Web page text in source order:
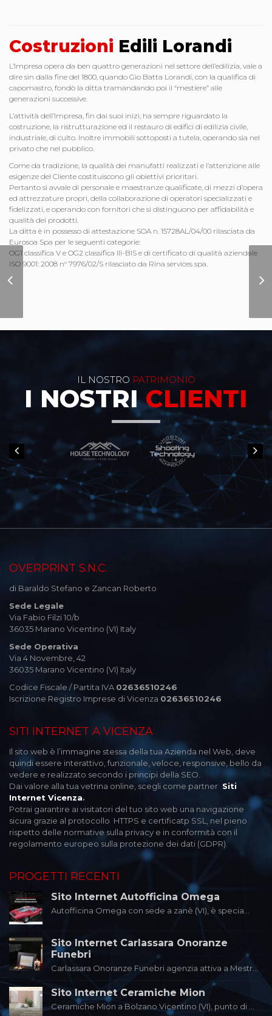
Costruzioni Edili Lorandi
L’Impresa opera da ben quattro generazioni nel settore dell’edilizia, vale a
dire sin dalla fine del 1800, quando Gio Batta Lorandi, con la qualifica di
capomastro, fondò la ditta tramandando poi il “mestiere” alle
generazioni successive.
L’attività dell’Impresa, fin dai suoi inizi, ha sempre riguardato la
costruzione, la ristrutturazione ed il restauro di edifici di edilizia civile,
industriale, di culto. Inoltre immobili sottoposti a tutela, operando sia nel
privato che nel pubblico.
Come da tradizione, la qualità dei manufatti realizzati e l’attenzione alle
esigenze del Cliente costituiscono gli obiettivi prioritari.
Pertanto si avvale di personale e maestranze qualificate, di mezzi d’opera
ed attrezzature propri, della collaborazione di operatori specializzati e
fidelizzati, e operando con fornitori che si distinguono per affidabilità e
qualità dei prodotti.
La ditta è in possesso di attestazione SOA n. 15728AL/04/00 rilasciata da
Eurosoa Spa per le seguenti categorie:
OG1 classifica V e OG2 classifica III-BIS e di certificato di qualità aziendale
ISO 9001: 2008 n° 7976/02/S rilasciato da Rina services spa.
IL NOSTRO PATRIMONIO
I NOSTRICLIENTI
OVERPRINT S.N.C.
di Baraldo Stefano e Zancan Roberto
Sede Legale
Via Fabio Filzi 10/b
36035 Marano Vicentino (VI) Italy
Sede Operativa
Via 4 Novembre, 42
36035 Marano Vicentino (VI) Italy
Codice Fiscale / Partita IVA 02636510246
Iscrizione Registro Imprese di Vicenza 02636510246
SITI INTERNET A VICENZA
Il sito web è l’immagine stessa della tua Azienda nel Web, deve
quindi essere interattivo, funzionale, veloce, responsive, bello da
vedere e realizzato secondo i principi della SEO.
Dai valore alla tua vetrina online, scegli come partner Siti
Internet Vicenza.
Potrai garantire ai visitatori del tuo sito web una navigazione
sicura grazie al protocollo HTTPS e certificatp SSL, nel pieno
rispetto delle normative sulla privacy e in conformità con il
regolamento europeo sulla protezione dei dati (GDPR).
PROGETTI RECENTI
Sito Internet Autofficina Omega
Autofficina Omega con sede a zanè (VI), è specia...
Sito Internet Carlassara Onoranze
Funebri
Carlassara Onoranze Funebri agenzia attiva a Mestr...
Sito Internet Ceramiche Mion
Ceramiche Mion a Bolzano Vicentino (VI), punto di ...